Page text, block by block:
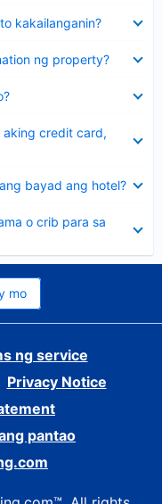
kakailanganin?
ng property?
aking credit card,
bayad ang hotel?
o crib para sa
mo
ng service
Privacy Notice
pantao